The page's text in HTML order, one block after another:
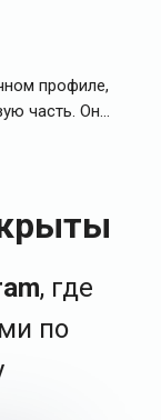
, где
по
профиле,
часть. Он...